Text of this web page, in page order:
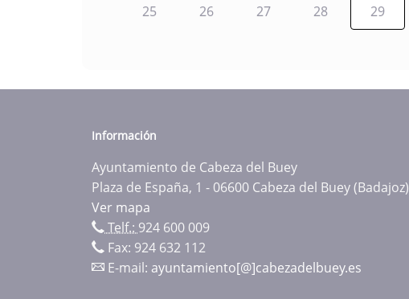
25 26 27 28 29
Información
Ayuntamiento de Cabeza del Buey
Plaza de España, 1 - 06600 Cabeza del Buey (Badajoz)
Ver mapa
Telf.: 924 600 009
Fax: 924 632 112
E-mail: ayuntamiento[@]cabezadelbuey.es